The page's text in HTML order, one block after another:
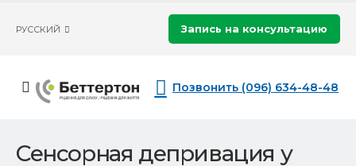
РУССКИЙ Запись на консультацию
Позвонить (096) 634-48-48
Сенсорная депривация у